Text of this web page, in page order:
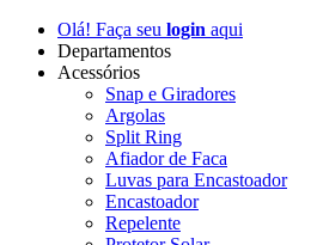
Olá! Faça seu login aqui
Departamentos
Acessórios
Snap e Giradores
Argolas
Split Ring
Afiador de Faca
Luvas para Encastoador
Encastoador
Repelente